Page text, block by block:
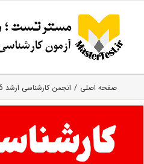
content
صفحه اصلی انجمن کارشناسی ارشد 96